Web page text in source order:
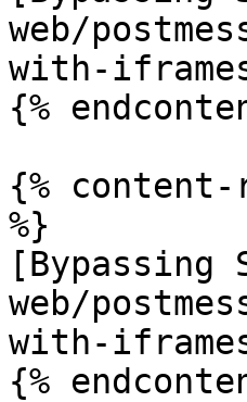
web/
with-
{%
{% content-
%}
web/
with-
{%